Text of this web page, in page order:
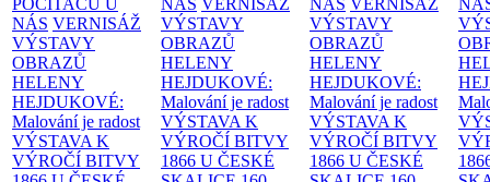
POČÍTAČŮ U
NÁS VERNISÁŽ
VÝSTAVY
OBRAZŮ
HELENY
HEJDUKOVÉ:
Malování je radost
VÝSTAVA K
VÝROČÍ BITVY
NÁS VERNISÁŽ
VÝSTAVY
OBRAZŮ
HELENY
HEJDUKOVÉ:
Malování je radost
VÝSTAVA K
VÝROČÍ BITVY
1866 U ČESKÉ
NÁS VERNISÁŽ
VÝSTAVY
OBRAZŮ
HELENY
HEJDUKOVÉ:
Malování je radost
VÝSTAVA K
VÝROČÍ BITVY
1866 U ČESKÉ